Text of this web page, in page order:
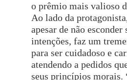
o prêmio mais valioso
Ao lado da
apesar de não esconder
intenções, faz um
para ser cuidadoso e
atendendo a pedidos
seus princípios morais.